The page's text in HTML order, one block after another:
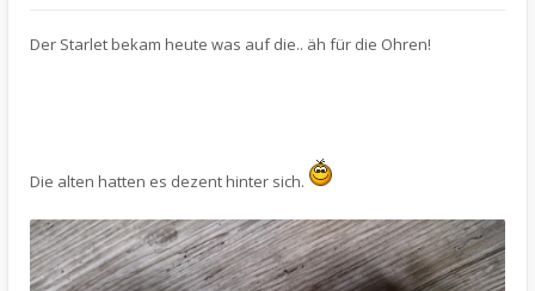
Der Starlet bekam heute was auf die.. äh für die Ohren!
Die alten hatten es dezent hinter sich.